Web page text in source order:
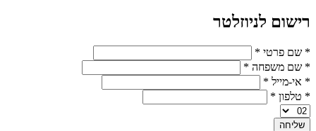
רישום לניוזלטר
* שם פרטי *
* שם משפחה *
* אי-מייל *
* טלפון *